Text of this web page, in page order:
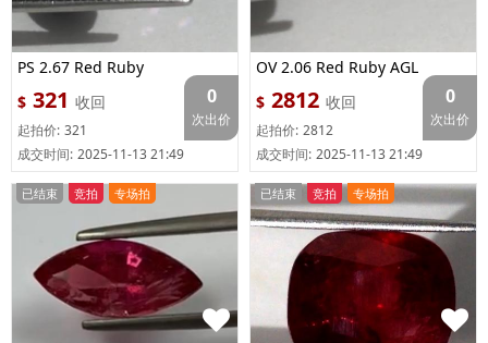
PS 2.67 Red Ruby
$ 321 收回
起拍价: 321
成交时间: 2025-11-13 21:49
0
次出价
OV 2.06 Red Ruby AGL
$ 2812 收回
起拍价: 2812
成交时间: 2025-11-13 21:49
0
次出价
已结束 竞拍 专场拍 已结束 竞拍 专场拍